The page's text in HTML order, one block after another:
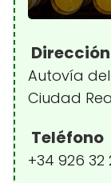
Dirección
Autovía del
Ciudad
Teléfono
+34 926 32